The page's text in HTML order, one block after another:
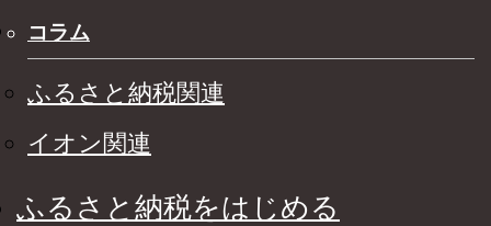
コラム
ふるさと納税関連
イオン関連
ふるさと納税をはじめる